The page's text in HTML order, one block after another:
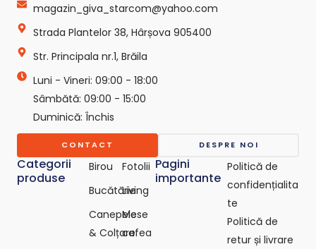
o r
m
-
v
r
e
p
o
-
c
o
m
Categorii
produse
Birou
Bucătărie
Canepele
& Colțare
Fotolii
Living
Mese
cafea
Pagini
importante
Politică de
confidențialita
te
Politică de
retur și livrare
magazin_giva_starcom@yahoo.com
Strada Plantelor 38, Hârșova 905400
Str. Principala nr.1, Brăila
Luni - Vineri: 09:00 - 18:00
Sâmbătă: 09:00 - 15:00
Duminică: Închis
CONTACT DESPRE NOI